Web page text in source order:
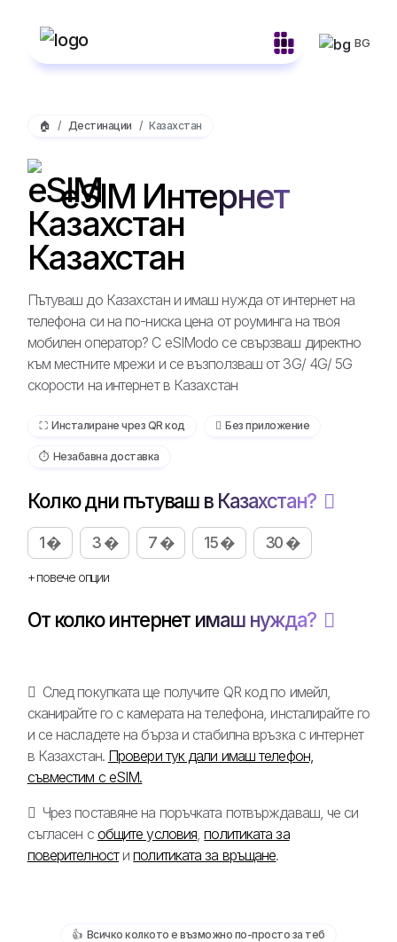
BG
🏠 Дестинации Казахстан
eSIM Интернет
Казахстан
Пътуваш до Казахстан и имаш нужда от интернет на
телефона си на по-ниска цена от роуминга на твоя
мобилен оператор? С eSIModo се свързваш директно
към местните мрежи и се възползваш от 3G/ 4G/ 5G
скорости на интернет в Казахстан
⛶️️ Инсталиране чрез QR код ️ Без приложение
⏱️️ Незабавна доставка
Колко дни пътуваш в Казахстан?
1 � 3 � 7 � 15 � 30 �
+ повече опции
От колко интернет имаш нужда?
След покупката ще получите QR код по имейл,
сканирайте го с камерата на телефона, инсталирайте го
и се насладете на бърза и стабилна връзка с интернет
в Казахстан. Провери тук дали имаш телефон,
съвместим с eSIM.
Чрез поставяне на поръчката потвърждаваш, че си
съгласен с общите условия ,политиката за
поверителностиполитиката за връщане.
👍️ Всичко колкото е възможно по-просто за теб